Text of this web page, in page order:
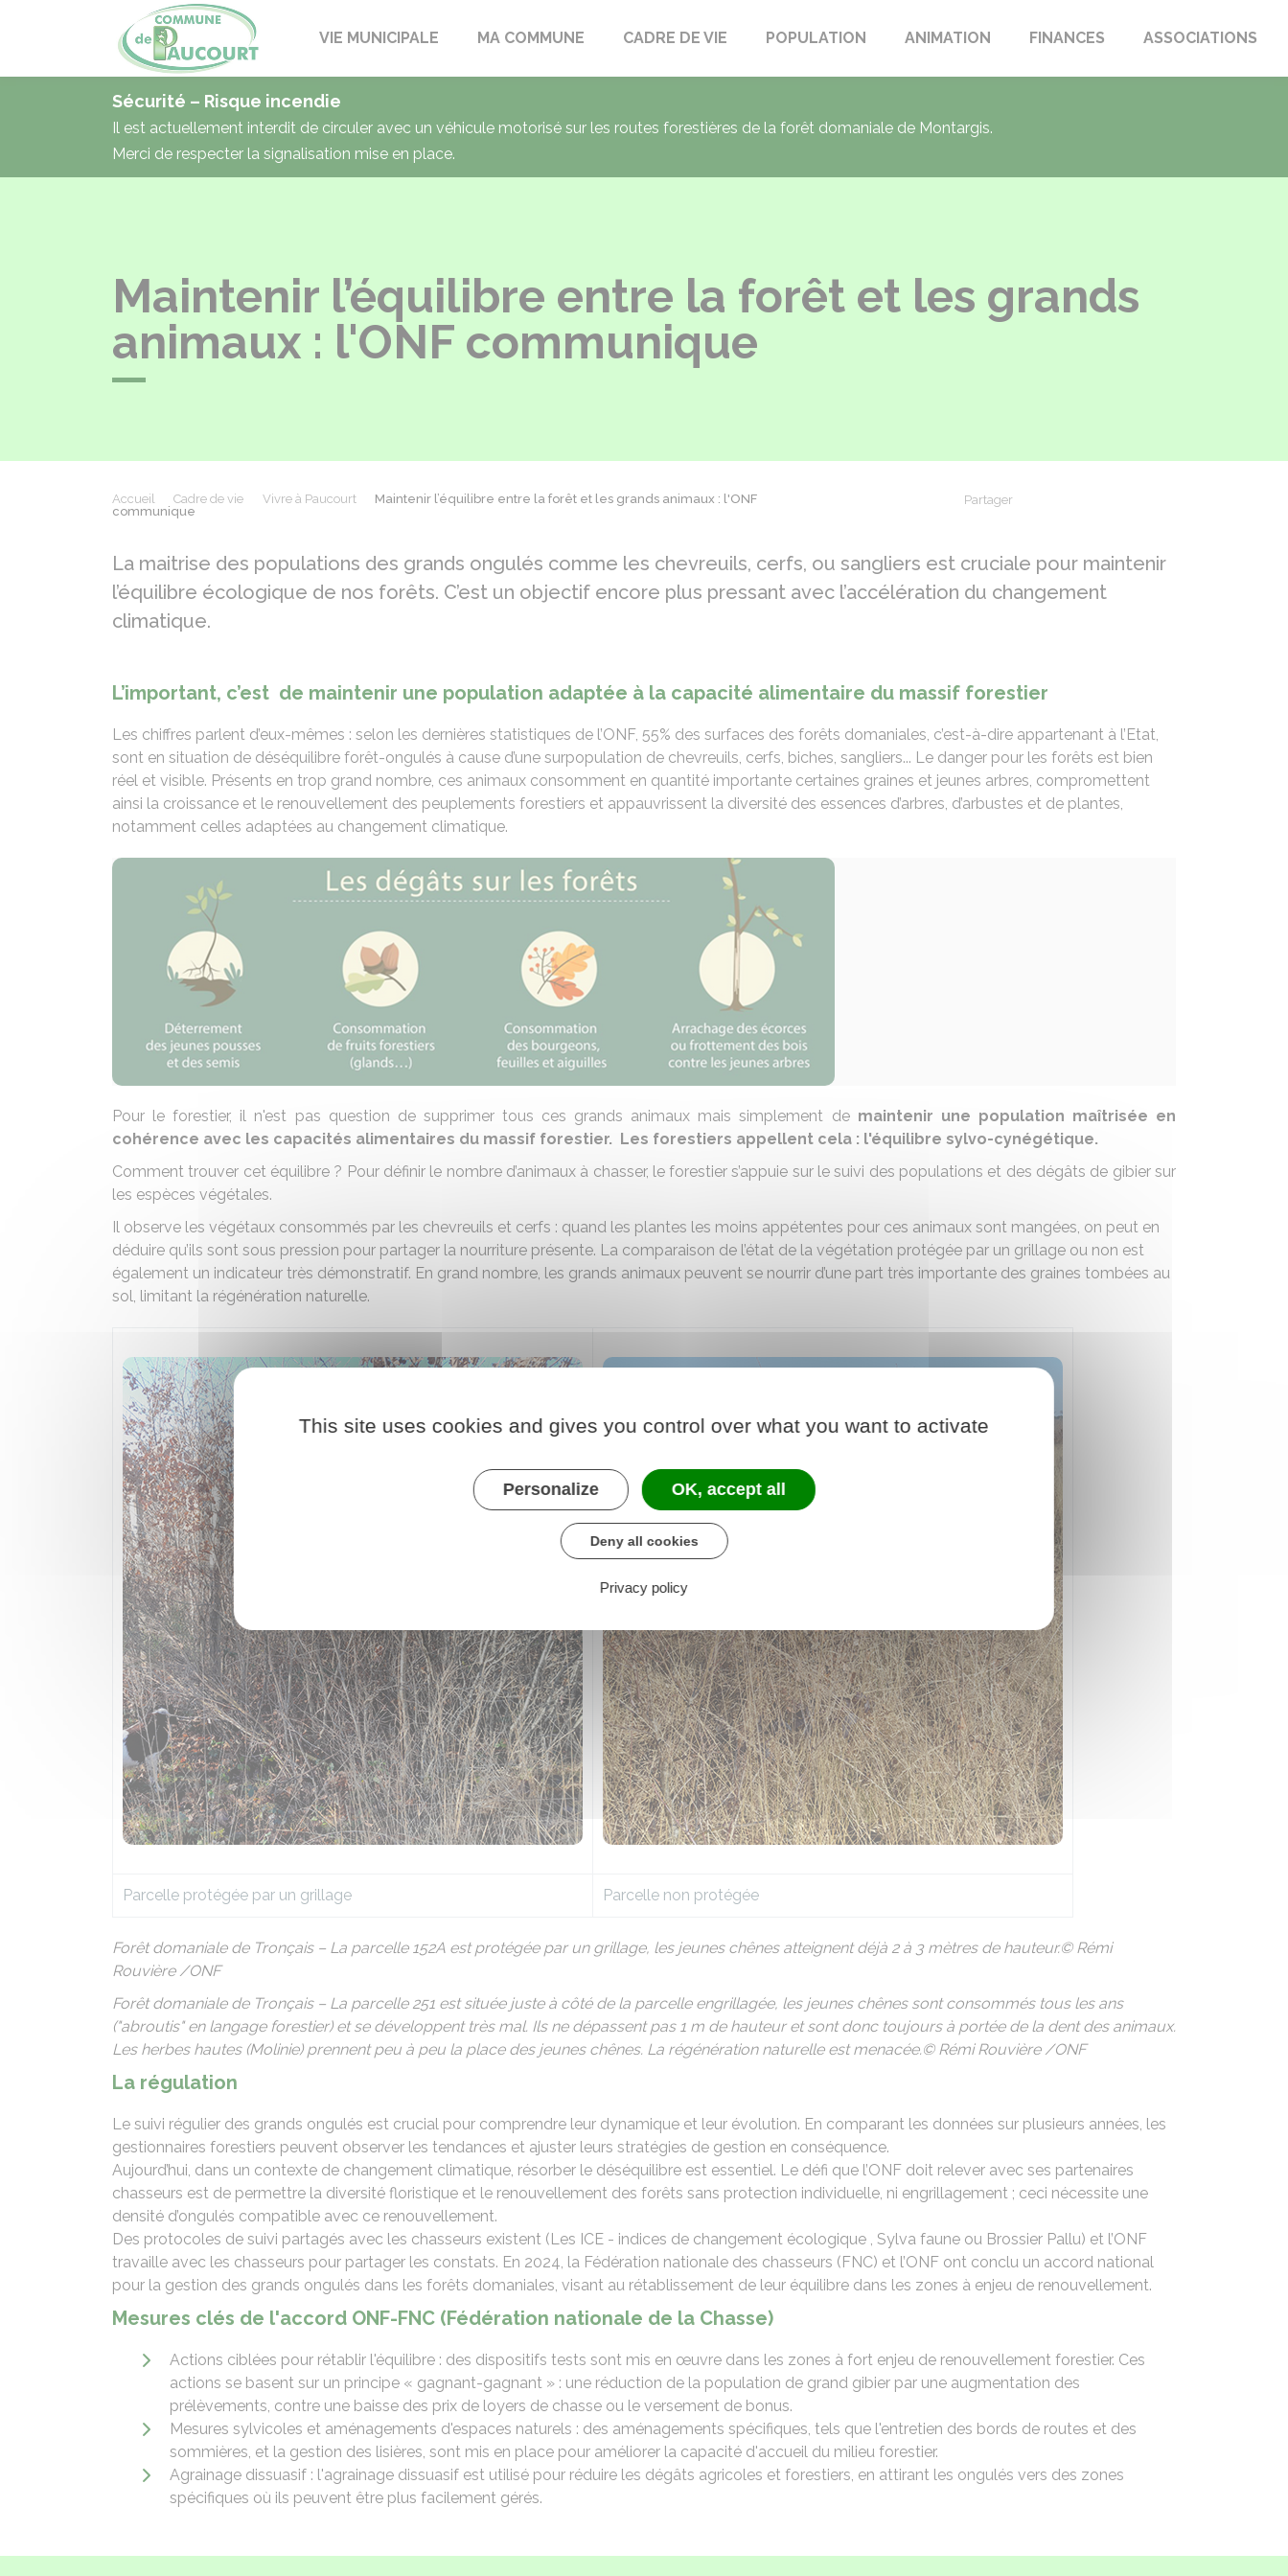
PaucourtVIE MUNICIPALE MA COMMUNE CADRE DE VIE POPULATION ANIMATION FINANCES ASSOCIATIONS
Sécurité – Risque incendie
Il est actuellement interdit de circuler avec un véhicule motorisé sur les routes forestières de la forêt domaniale de Montargis.
Merci de respecter la signalisation mise en place.
Maintenir l’équilibre entre la forêt et les grands
animaux : l'ONF communique
Accueil Cadre de vie Vivre à Paucourt
Maintenir l’équilibre entre la forêt et les grands animaux : l'ONF
communique
Partager
La maitrise des populations des grands ongulés comme les chevreuils, cerfs, ou sangliers est cruciale pour maintenir
l’équilibre écologique de nos forêts. C’est un objectif encore plus pressant avec l’accélération du changement
climatique.
L’important, c’est de maintenir une population adaptée à la capacité alimentaire du massif forestier
Les chiffres parlent d’eux-mêmes : selon les dernières statistiques de l’ONF, 55% des surfaces des forêts domaniales, c’est-à-dire appartenant à l’Etat,
sont en situation de déséquilibre forêt-ongulés à cause d’une surpopulation de chevreuils, cerfs, biches, sangliers... Le danger pour les forêts est bien
réel et visible. Présents en trop grand nombre, ces animaux consomment en quantité importante certaines graines et jeunes arbres, compromettent
ainsi la croissance et le renouvellement des peuplements forestiers et appauvrissent la diversité des essences d’arbres, d’arbustes et de plantes,
notamment celles adaptées au changement climatique.
Pour le forestier, il n'est pas question de supprimer tous ces grands animaux mais simplement de maintenir une population maîtrisée en
cohérence avec les capacités alimentaires du massif forestier. Les forestiers appellent cela : l'équilibre sylvo-cynégétique.
Comment trouver cet équilibre ? Pour définir le nombre d’animaux à chasser, le forestier s’appuie sur le suivi des populations et des dégâts de gibier sur
les espèces végétales.
Il observe les végétaux consommés par les chevreuils et cerfs : quand les plantes les moins appétentes pour ces animaux sont mangées, on peut en
déduire qu’ils sont sous pression pour partager la nourriture présente. La comparaison de l’état de la végétation protégée par un grillage ou non est
également un indicateur très démonstratif. En grand nombre, les grands animaux peuvent se nourrir d’une part très importante des graines tombées au
sol, limitant la régénération naturelle.
Parcelle protégée par un grillage Parcelle non protégée
Forêt domaniale de Tronçais – La parcelle 152A est protégée par un grillage, les jeunes chênes atteignent déjà 2 à 3 mètres de hauteur.© Rémi
Rouvière /ONF
Forêt domaniale de Tronçais – La parcelle 251 est située juste à côté de la parcelle engrillagée, les jeunes chênes sont consommés tous les ans
("abroutis" en langage forestier) et se développent très mal. Ils ne dépassent pas 1 m de hauteur et sont donc toujours à portée de la dent des animaux.
Les herbes hautes (Molinie) prennent peu à peu la place des jeunes chênes. La régénération naturelle est menacée.© Rémi Rouvière /ONF
La régulation
Le suivi régulier des grands ongulés est crucial pour comprendre leur dynamique et leur évolution. En comparant les données sur plusieurs années, les
gestionnaires forestiers peuvent observer les tendances et ajuster leurs stratégies de gestion en conséquence.
Aujourd’hui, dans un contexte de changement climatique, résorber le déséquilibre est essentiel. Le défi que l’ONF doit relever avec ses partenaires
chasseurs est de permettre la diversité floristique et le renouvellement des forêts sans protection individuelle, ni engrillagement ; ceci nécessite une
densité d’ongulés compatible avec ce renouvellement.
Des protocoles de suivi partagés avec les chasseurs existent (Les ICE - indices de changement écologique , Sylva faune ou Brossier Pallu) et l’ONF
travaille avec les chasseurs pour partager les constats. En 2024, la Fédération nationale des chasseurs (FNC) et l’ONF ont conclu un accord national
pour la gestion des grands ongulés dans les forêts domaniales, visant au rétablissement de leur équilibre dans les zones à enjeu de renouvellement.
Mesures clés de l'accord ONF-FNC (Fédération nationale de la Chasse)
Actions ciblées pour rétablir l'équilibre : des dispositifs tests sont mis en œuvre dans les zones à fort enjeu de renouvellement forestier. Ces
actions se basent sur un principe « gagnant-gagnant » : une réduction de la population de grand gibier par une augmentation des
prélèvements, contre une baisse des prix de loyers de chasse ou le versement de bonus.
Mesures sylvicoles et aménagements d'espaces naturels : des aménagements spécifiques, tels que l'entretien des bords de routes et des
sommières, et la gestion des lisières, sont mis en place pour améliorer la capacité d'accueil du milieu forestier.
Agrainage dissuasif : l'agrainage dissuasif est utilisé pour réduire les dégâts agricoles et forestiers, en attirant les ongulés vers des zones
spécifiques où ils peuvent être plus facilement gérés.
This site uses cookies and gives you control over what you want to activate
Personalize OK, accept all
Deny all cookies
Privacy policy